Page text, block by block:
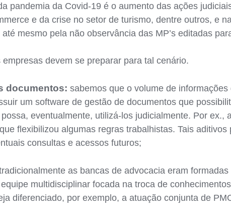
pandemia da Covid-19 é o aumento das ações
e da crise no setor de turismo, dentre outros, e
mesmo pela não observância das MP’s editadas
devem se preparar para tal cenário.
documentos: sabemos que o volume de
um software de gestão de documentos que
eventualmente, utilizá-los judicialmente. Por ex.,
flexibilizou algumas regras trabalhistas. Tais
consultas e acessos futuros;
as bancas de advocacia eram
multidisciplinar focada na troca de
diferenciado, por exemplo, a atuação conjunta de